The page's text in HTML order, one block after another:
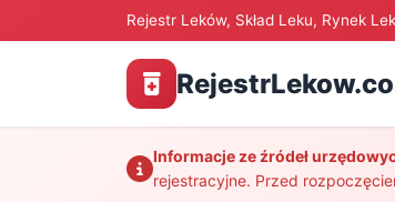
Rejestr Leków, Skład Leku, Rynek
Informacje ze źródeł
rejestracyjne. Przed